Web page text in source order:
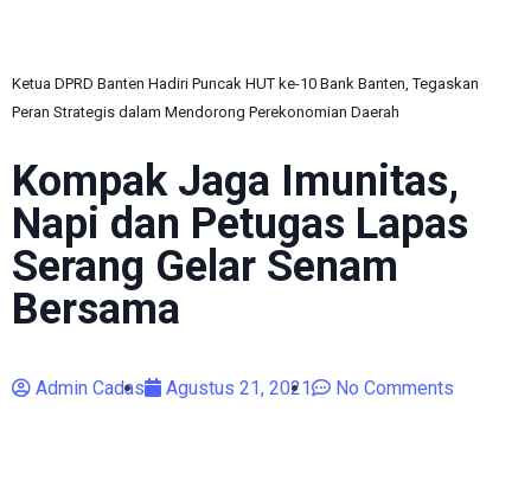
Ketua DPRD Banten Hadiri Puncak HUT ke-10 Bank Banten, Tegaskan
Peran Strategis dalam Mendorong Perekonomian Daerah
Kompak Jaga Imunitas,
Napi dan Petugas Lapas
Serang Gelar Senam
Bersama
Admin Cadas Agustus 21, 2021 No Comments